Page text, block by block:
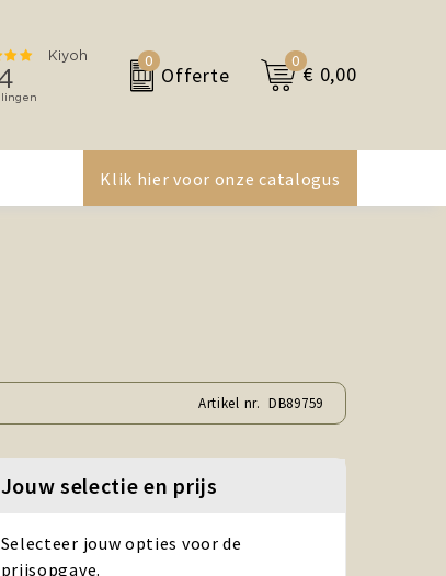
0
Offerte
0
€ 0,00
Klik hier voor onze catalogus
Artikel nr.DB89759
Jouw selectie en prijs
Selecteer jouw opties voor de
prijsopgave.